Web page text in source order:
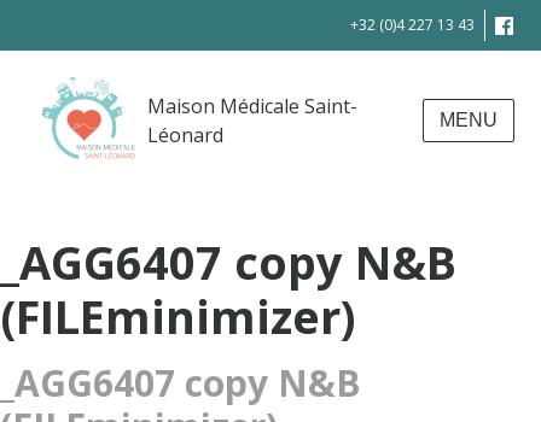
Maison Médicale Saint-
Léonard
+32 (0)4 227 13 43
MENU
_AGG6407 copy N&B
(FILEminimizer)
_AGG6407 copy N&B